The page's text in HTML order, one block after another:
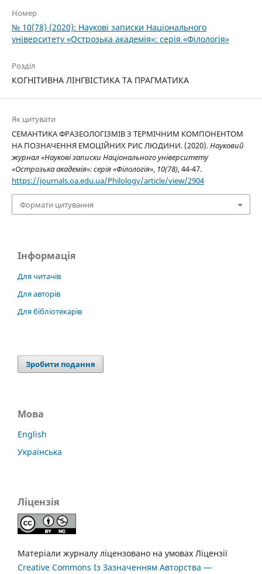
Номер
№ 10(78) (2020): Наукові записки Національного
університету «Острозька академія»: серія­ «Філо­ло­гія»
Розділ
КОГНІТИВНА ЛІНГВІСТИКА ТА ПРАГМАТИКА
Як цитувати
СЕМАНТИКА ФРАЗЕОЛОГІЗМІВ З ТЕРМІЧНИМ КОМПОНЕНТОМ
НА ПОЗНАЧЕННЯ ЕМОЦІЙНИХ РИС ЛЮДИНИ. (2020).Науковий
журнал «Наукові записки Національного університету
«Острозька академія»: серія «Філологія», 10(78), 44-47.
https://journals.oa.edu.ua/Philology/article/view/2904
Формати цитування
Інформація
Для читачів
Для авторів
Для бібліотекарів
Зробити подання
Мова
English
Українська
Ліцензія
Матеріали журналу ліцензовано на умовах Ліцензії
Creative Commons Із Зазначенням Авторства —